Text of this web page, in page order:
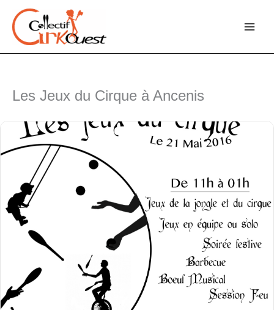
contenu
Les Jeux du Cirque à Ancenis